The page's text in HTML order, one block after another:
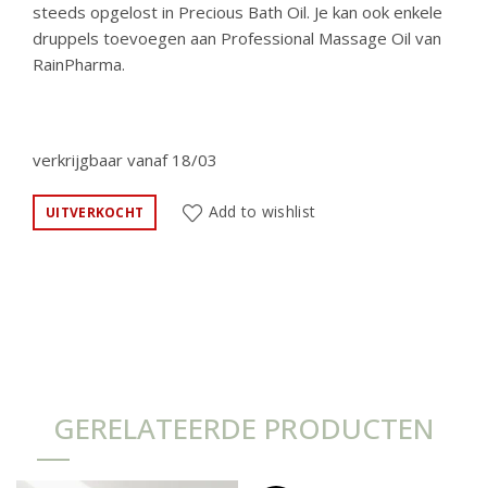
steeds opgelost in Precious Bath Oil. Je kan ook enkele
druppels toevoegen aan Professional Massage Oil van
RainPharma.
verkrijgbaar vanaf 18/03
UITVERKOCHT Add to wishlist
GERELATEERDE PRODUCTEN